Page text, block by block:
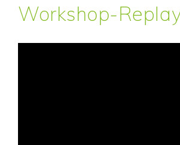
Workshop-